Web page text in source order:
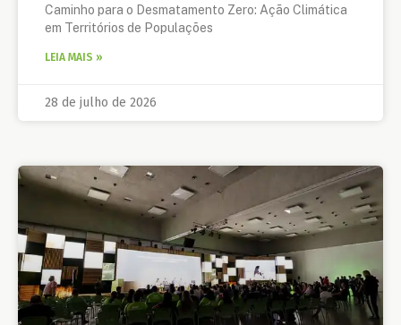
Caminho para o Desmatamento Zero: Ação Climática
em Territórios de Populações
LEIA MAIS »
28 de julho de 2026